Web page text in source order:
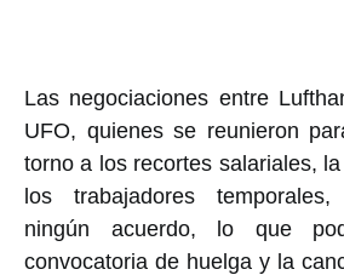
Las negociaciones entre
UFO, quienes se reunieron
torno a los recortes salariales,
los trabajadores
ningún acuerdo, lo que
convocatoria de huelga y la